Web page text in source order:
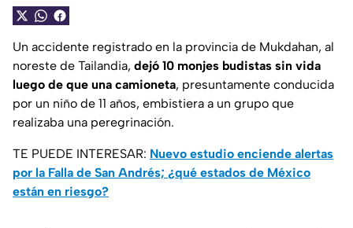
Un accidente registrado en la provincia de Mukdahan, al
noreste de Tailandia, dejó 10 monjes budistas sin vida
luego de que una camioneta, presuntamente conducida
por un niño de 11 años, embistiera a un grupo que
realizaba una peregrinación.
TE PUEDE INTERESAR: Nuevo estudio enciende alertas
por la Falla de San Andrés; ¿qué estados de México
están en riesgo?